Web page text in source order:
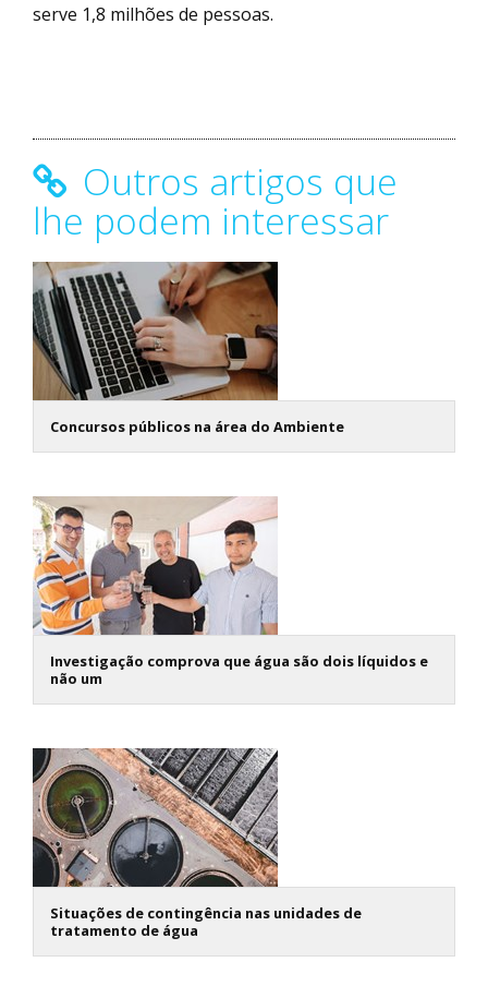
serve 1,8 milhões de pessoas.
Outros artigos que
lhe podem interessar
Concursos públicos na área do Ambiente
Investigação comprova que água são dois líquidos e
não um
Situações de contingência nas unidades de
tratamento de água